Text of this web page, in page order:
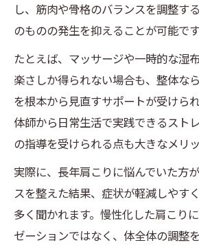
し、筋肉や骨格のバランスを調整す
のものの発生を抑えることが可能です
たとえば、マッサージや一時的な湿
楽さしか得られない場合も、整体な
を根本から見直すサポートが受けら
体師から日常生活で実践できるスト
の指導を受けられる点も大きなメリッ
実際に、長年肩こりに悩んでいた方
スを整えた結果、症状が軽減しやす
多く聞かれます。慢性化した肩こり
ゼーションではなく、体全体の調整